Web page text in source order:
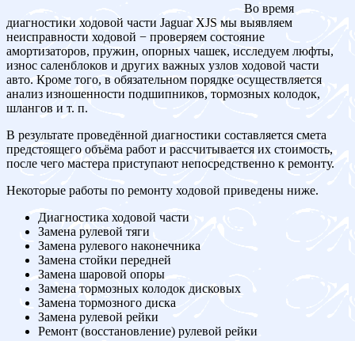
Во время
диагностики ходовой части Jaguar XJS мы выявляем
неисправности ходовой − проверяем состояние
амортизаторов, пружин, опорных чашек, исследуем люфты,
износ саленблоков и других важных узлов ходовой части
авто. Кроме того, в обязательном порядке осуществляется
анализ изношенности подшипников, тормозных колодок,
шлангов и т. п.
В результате проведённой диагностики составляется смета
предстоящего объёма работ и рассчитывается их стоимость,
после чего мастера приступают непосредственно к ремонту.
Некоторые работы по ремонту ходовой приведены ниже.
Диагностика ходовой части
Замена рулевой тяги
Замена рулевого наконечника
Замена стойки передней
Замена шаровой опоры
Замена тормозных колодок дисковых
Замена тормозного диска
Замена рулевой рейки
Ремонт (восстановление) рулевой рейки